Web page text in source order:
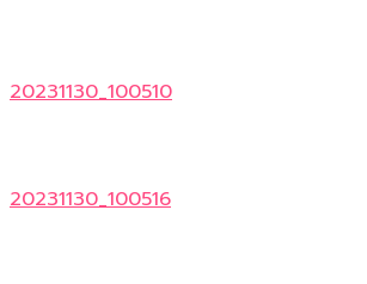
20231130_100510
20231130_100516